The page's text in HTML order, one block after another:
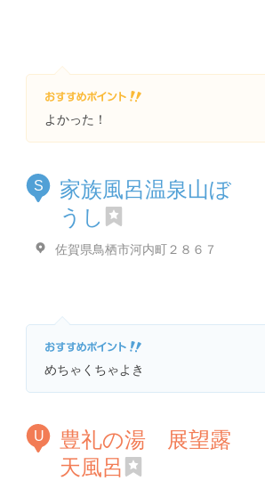
よかった！
S
家族風呂温泉山ぼ
うし
佐賀県鳥栖市河内町２８６７
めちゃくちゃよき
U
豊礼の湯 展望露
天風呂